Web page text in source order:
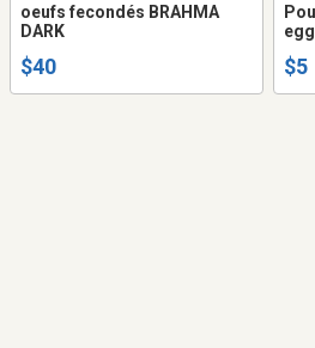
oeufs fecondés BRAHMA
DARK
$40 $5